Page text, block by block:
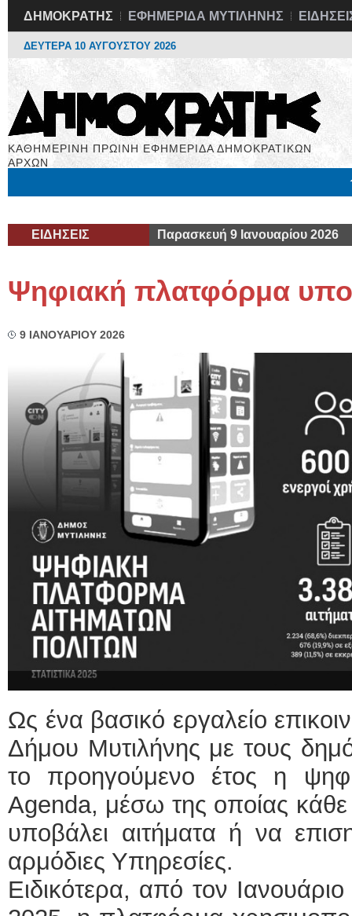
ΔΗΜΟΚΡΑΤΗΣ ΕΦΗΜΕΡΙΔΑ ΜΥΤΙΛΗΝΗΣ
ΔΕΥΤΕΡΑ 10 ΑΥΓΟΥΣΤΟΥ 2026
ΚΑΘΗΜΕΡΙΝΗ ΠΡΩΙΝΗ ΕΦΗΜΕΡΙΔΑ ΔΗΜΟΚΡΑΤΙΚΩΝ
ΑΡΧΩΝ
ΕΙΔΗΣΕΙΣ Παρασκευή 9 Ιανουαρίου 2026
Ψηφιακή πλατφόρμα
9 ΙΑΝΟΥΑΡΙΟΥ 2026
Ως ένα βασικό εργαλείο
Δήμου Μυτιλήνης με τους
το προηγούμενο έτος η
Agenda, μέσω της οποίας
υποβάλει αιτήματα ή να
αρμόδιες Υπηρεσίες.
Ειδικότερα, από τον